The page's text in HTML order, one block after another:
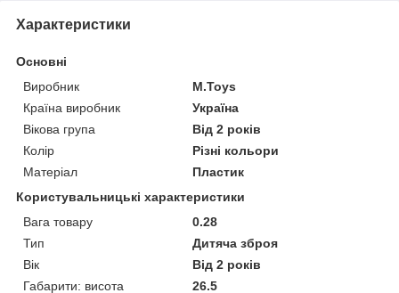
Характеристики
Основні
Виробник
M.Toys
Країна виробник
Україна
Вікова група
Від 2 років
Колір
Різні кольори
Матеріал
Пластик
Користувальницькі характеристики
Вага товару
0.28
Тип
Дитяча зброя
Вік
Від 2 років
Габарити: висота
26.5